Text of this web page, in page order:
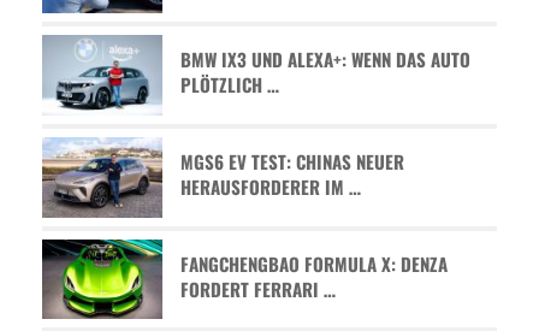
BMW IX3 UND ALEXA+: WENN DAS AUTO
PLÖTZLICH …
MGS6 EV TEST: CHINAS NEUER
HERAUSFORDERER IM …
FANGCHENGBAO FORMULA X: DENZA
FORDERT FERRARI …